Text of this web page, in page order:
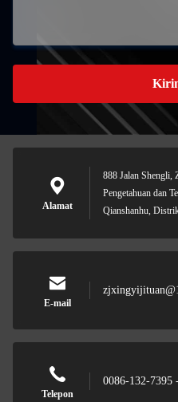
Alamat
888 Jalan Shengli,
Pengetahuan dan
Qianshanhu,
E-mail
Telepon
0086-132-7395